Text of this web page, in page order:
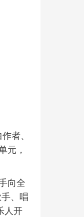
者、
元，
向全
、唱
人开